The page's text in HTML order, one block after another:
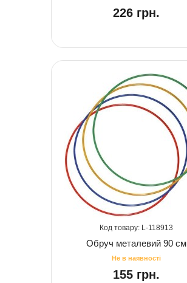
226 грн.
118913
Обруч металевий 90 см
155 грн.